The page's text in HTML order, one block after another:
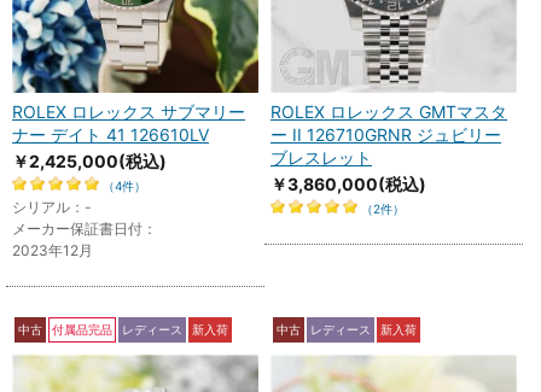
ROLEX ロレックス サブマリー
ナー デイト 41 126610LV
￥2,425,000(税込)
（4件）
シリアル：-
メーカー保証書日付：
2023年12月
ROLEX ロレックス GMTマスタ
ー II 126710GRNR ジュビリー
ブレスレット
￥3,860,000(税込)
（2件）
中古 付属品完品 レディース 新入荷 中古 レディース 新入荷